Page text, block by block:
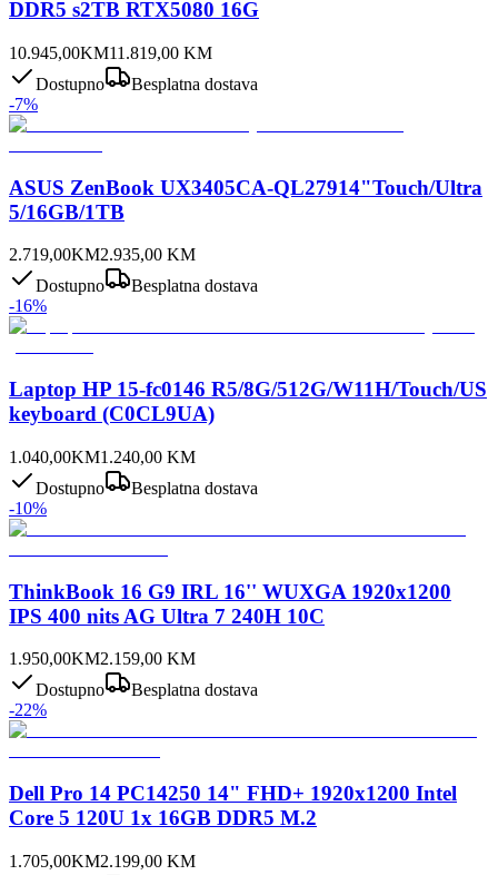
DDR5 s2TB RTX5080 16G
10.945,00KM11.819,00 KM
Dostupno
Besplatna dostava
-7%
ASUS ZenBook UX3405CA-QL27914"Touch/Ultra
5/16GB/1TB
2.719,00KM2.935,00 KM
Dostupno
Besplatna dostava
-16%
Laptop HP 15-fc0146 R5/8G/512G/W11H/Touch/US
keyboard (C0CL9UA)
1.040,00KM1.240,00 KM
Dostupno
Besplatna dostava
-10%
ThinkBook 16 G9 IRL 16'' WUXGA 1920x1200
IPS 400 nits AG Ultra 7 240H 10C
1.950,00KM2.159,00 KM
Dostupno
Besplatna dostava
-22%
Dell Pro 14 PC14250 14" FHD+ 1920x1200 Intel
Core 5 120U 1x 16GB DDR5 M.2
1.705,00KM2.199,00 KM